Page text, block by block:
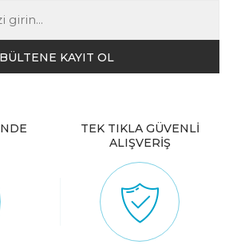
KAYIT OL
TEK TIKLA GÜVENLİ
ALIŞVERİŞ